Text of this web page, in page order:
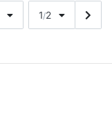
1/2